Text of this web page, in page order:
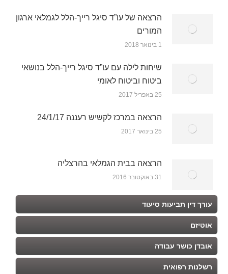
הרצאה של עו”ד סיגל רייך-הלל לגמלאי ארגון
המורים
1 בינואר 2018
שיחות לילה עם עו”ד סיגל רייך-הלל בנושאי
ביטוח וביטוח לאומי
25 באפריל 2017
הרצאה במרכז לקשיש רעננה 24/1/17
25 בינואר 2017
הרצאה בבית הגמלאי בהרצליה
31 באוקטובר 2016
עורך דין תביעות סיעוד
אוטיזם
אובדן כושר עבודה
רשלנות רפואית